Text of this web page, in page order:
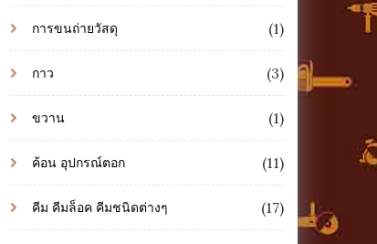
การขนถ่ายวัสดุ (1)
กาว (3)
ขวาน (1)
ค้อน อุปกรณ์ตอก (11)
คีม คีมล็อค คีมชนิดต่างๆ (17)